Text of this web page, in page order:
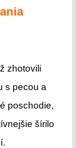
zhotovili
s pecou a
poschodie,
šírilo